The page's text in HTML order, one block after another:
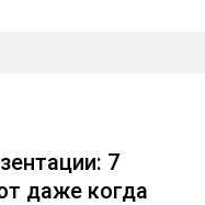
7
даже когда